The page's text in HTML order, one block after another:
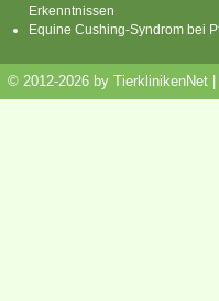
Erkenntnissen
Equine Cushing-Syndrom bei
© 2012-2026 by TierklinikenNet